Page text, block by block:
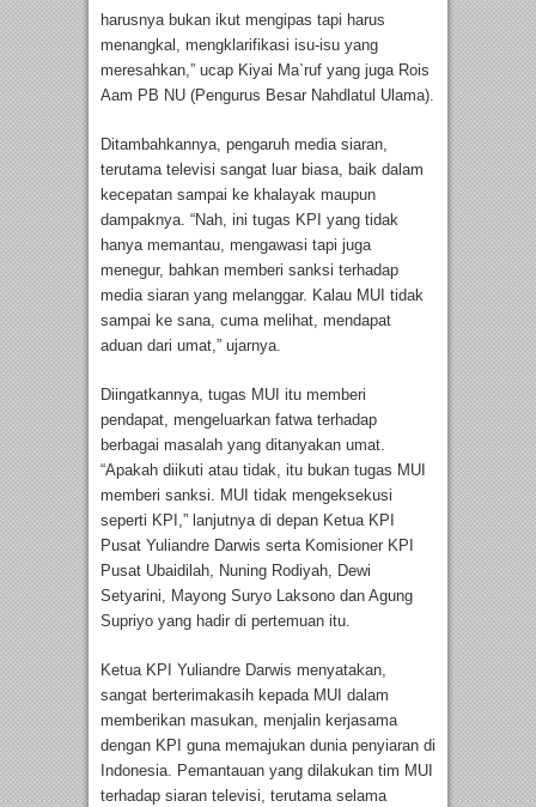
harusnya bukan ikut mengipas tapi harus
menangkal, mengklarifikasi isu-isu yang
meresahkan,” ucap Kiyai Ma`ruf yang juga Rois
Aam PB NU (Pengurus Besar Nahdlatul Ulama).
Ditambahkannya, pengaruh media siaran,
terutama televisi sangat luar biasa, baik dalam
kecepatan sampai ke khalayak maupun
dampaknya. “Nah, ini tugas KPI yang tidak
hanya memantau, mengawasi tapi juga
menegur, bahkan memberi sanksi terhadap
media siaran yang melanggar. Kalau MUI tidak
sampai ke sana, cuma melihat, mendapat
aduan dari umat,” ujarnya.
Diingatkannya, tugas MUI itu memberi
pendapat, mengeluarkan fatwa terhadap
berbagai masalah yang ditanyakan umat.
“Apakah diikuti atau tidak, itu bukan tugas MUI
memberi sanksi. MUI tidak mengeksekusi
seperti KPI,” lanjutnya di depan Ketua KPI
Pusat Yuliandre Darwis serta Komisioner KPI
Pusat Ubaidilah, Nuning Rodiyah, Dewi
Setyarini, Mayong Suryo Laksono dan Agung
Supriyo yang hadir di pertemuan itu.
Ketua KPI Yuliandre Darwis menyatakan,
sangat berterimakasih kepada MUI dalam
memberikan masukan, menjalin kerjasama
dengan KPI guna memajukan dunia penyiaran di
Indonesia. Pemantauan yang dilakukan tim MUI
terhadap siaran televisi, terutama selama